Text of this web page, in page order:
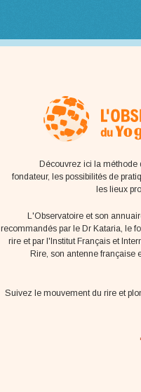
Découvrez ici la méthode
fondateur, les possibilités de
les lieux
L'Observatoire et son
recommandés par le Dr Kataria, le
rire et par l'Institut Français et
Rire, son antenne française
Suivez le mouvement du rire et